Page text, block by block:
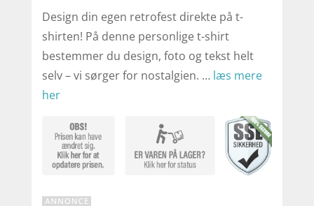
Design din egen retrofest direkte på t-
shirten! På denne personlige t-shirt
bestemmer du design, foto og tekst helt
selv – vi sørger for nostalgien. … læs mere
her